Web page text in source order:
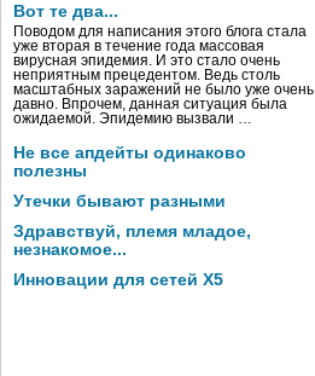
Вот те два...
Поводом для написания этого блога стала
уже вторая в течение года массовая
вирусная эпидемия. И это стало очень
неприятным прецедентом. Ведь столь
масштабных заражений не было уже очень
давно. Впрочем, данная ситуация была
ожидаемой. Эпидемию вызвали …
Не все апдейты одинаково
полезны
Утечки бывают разными
Здравствуй, племя младое,
незнакомое...
Инновации для сетей X5